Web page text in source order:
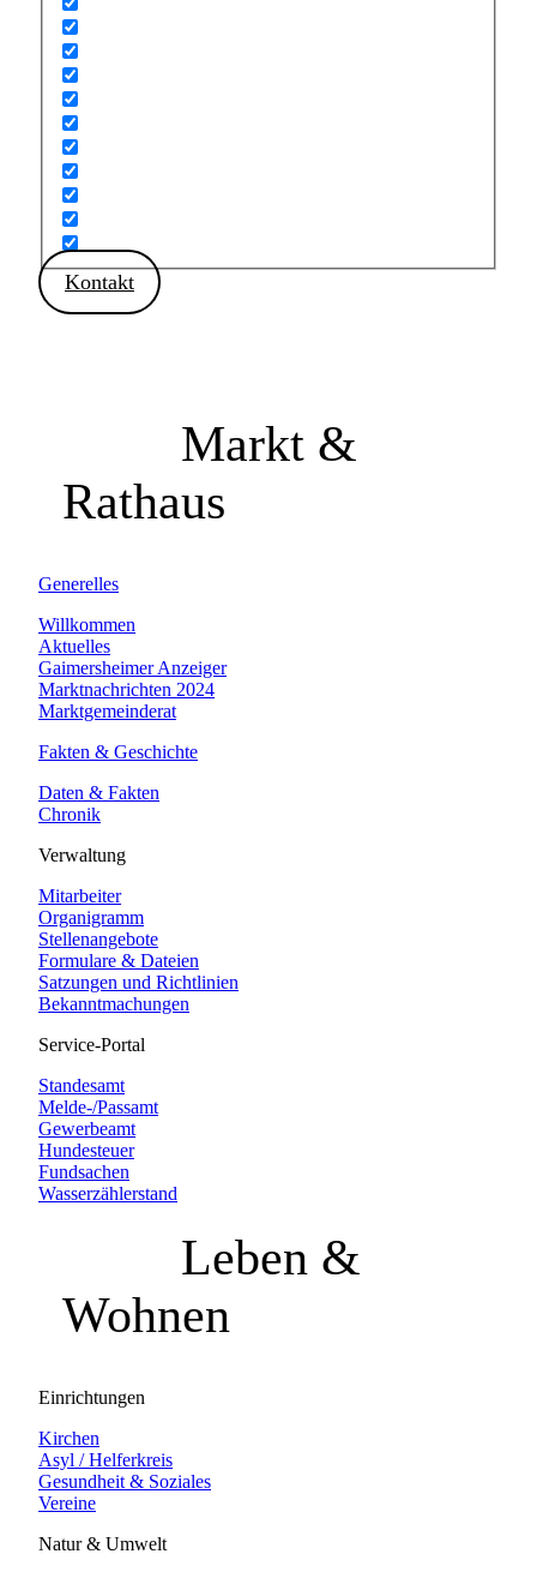
Kontakt
Markt &
Rathaus
Generelles
Willkommen
Aktuelles
Gaimersheimer Anzeiger
Marktnachrichten 2024
Marktgemeinderat
Fakten & Geschichte
Daten & Fakten
Chronik
Verwaltung
Mitarbeiter
Organigramm
Stellenangebote
Formulare & Dateien
Satzungen und Richtlinien
Bekanntmachungen
Service-Portal
Standesamt
Melde-/Passamt
Gewerbeamt
Hundesteuer
Fundsachen
Wasserzählerstand
Leben &
Wohnen
Einrichtungen
Kirchen
Asyl / Helferkreis
Gesundheit & Soziales
Vereine
Natur & Umwelt